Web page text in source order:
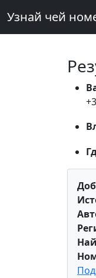
Узнай чей